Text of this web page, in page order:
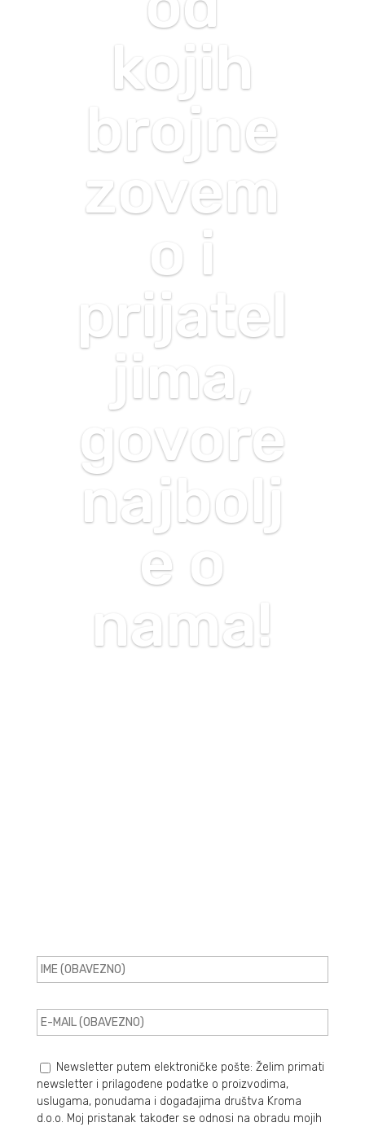
kojih
brojne
zovem
o i
prijatel
jima,
govore
najbolj
e o
nama!
Newsletter putem elektroničke pošte: Želim primati
newsletter i prilagođene podatke o proizvodima,
uslugama, ponudama i događajima društva Kroma
d.o.o. Moj pristanak također se odnosi na obradu mojih